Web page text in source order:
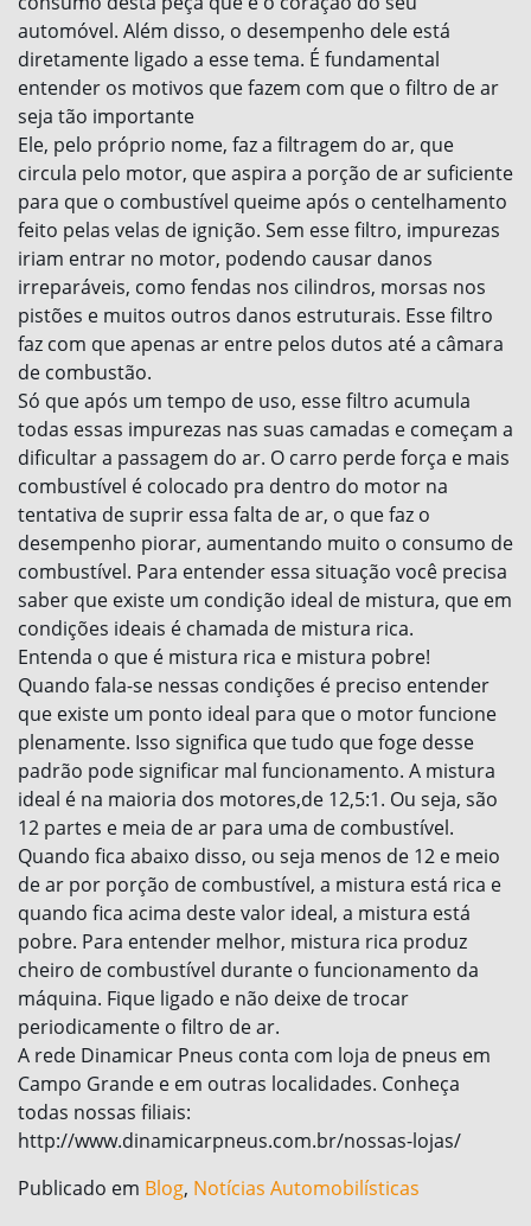
automóvel. Além disso, o desempenho dele está
diretamente ligado a esse tema. É fundamental
entender os motivos que fazem com que o filtro de ar
seja tão importante
Ele, pelo próprio nome, faz a filtragem do ar, que
circula pelo motor, que aspira a porção de ar suficiente
para que o combustível queime após o centelhamento
feito pelas velas de ignição. Sem esse filtro, impurezas
iriam entrar no motor, podendo causar danos
irreparáveis, como fendas nos cilindros, morsas nos
pistões e muitos outros danos estruturais. Esse filtro
faz com que apenas ar entre pelos dutos até a câmara
de combustão.
Só que após um tempo de uso, esse filtro acumula
todas essas impurezas nas suas camadas e começam a
dificultar a passagem do ar. O carro perde força e mais
combustível é colocado pra dentro do motor na
tentativa de suprir essa falta de ar, o que faz o
desempenho piorar, aumentando muito o consumo de
combustível. Para entender essa situação você precisa
saber que existe um condição ideal de mistura, que em
condições ideais é chamada de mistura rica.
Entenda o que é mistura rica e mistura pobre!
Quando fala-se nessas condições é preciso entender
que existe um ponto ideal para que o motor funcione
plenamente. Isso significa que tudo que foge desse
padrão pode significar mal funcionamento. A mistura
ideal é na maioria dos motores,de 12,5:1. Ou seja, são
12 partes e meia de ar para uma de combustível.
Quando fica abaixo disso, ou seja menos de 12 e meio
de ar por porção de combustível, a mistura está rica e
quando fica acima deste valor ideal, a mistura está
pobre. Para entender melhor, mistura rica produz
cheiro de combustível durante o funcionamento da
máquina. Fique ligado e não deixe de trocar
periodicamente o filtro de ar.
A rede Dinamicar Pneus conta com loja de pneus em
Campo Grande e em outras localidades. Conheça
todas nossas filiais:
http://www.dinamicarpneus.com.br/nossas-lojas/
Publicado em Blog, Notícias Automobilísticas